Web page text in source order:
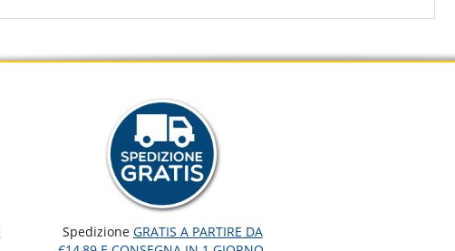
Spedizione GRATIS A PARTIRE DA